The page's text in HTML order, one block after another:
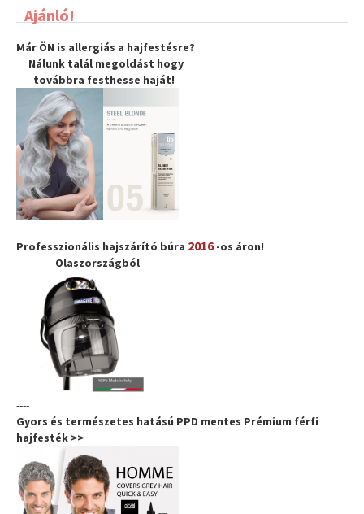
Ajánló!
Már ÖN is allergiás a hajfestésre?
Nálunk talál megoldást hogy
továbbra festhesse haját!
Professzionális hajszárító búra 2016-os áron!
Olaszországból
----
Gyors és természetes hatású PPD mentes Prémium férfi
hajfesték >>